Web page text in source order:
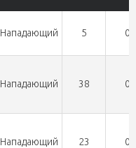
Нападающий 5 0
Нападающий 38 0
Нападающий 23 0